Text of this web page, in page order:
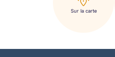
Sur la carte